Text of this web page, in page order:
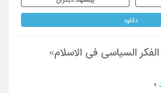
دانلود
السیاسی فی الاسلام»
؛